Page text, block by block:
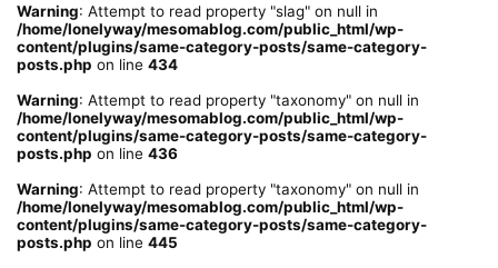
Warning: Attempt to read property "slag" on null in
/home/lonelyway/mesomablog.com/public_html/wp-
content/plugins/same-category-posts/same-category-
posts.php on line 434
Warning: Attempt to read property "taxonomy" on null in
/home/lonelyway/mesomablog.com/public_html/wp-
content/plugins/same-category-posts/same-category-
posts.php on line 436
Warning: Attempt to read property "taxonomy" on null in
/home/lonelyway/mesomablog.com/public_html/wp-
content/plugins/same-category-posts/same-category-
posts.php on line 445